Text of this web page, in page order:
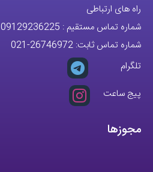
راه های ارتباطی
شماره تماس مستقیم : 09129236225
شماره تماس ثابت: 26746972
-021
تلگرام
پیج ساعت
مجوزها